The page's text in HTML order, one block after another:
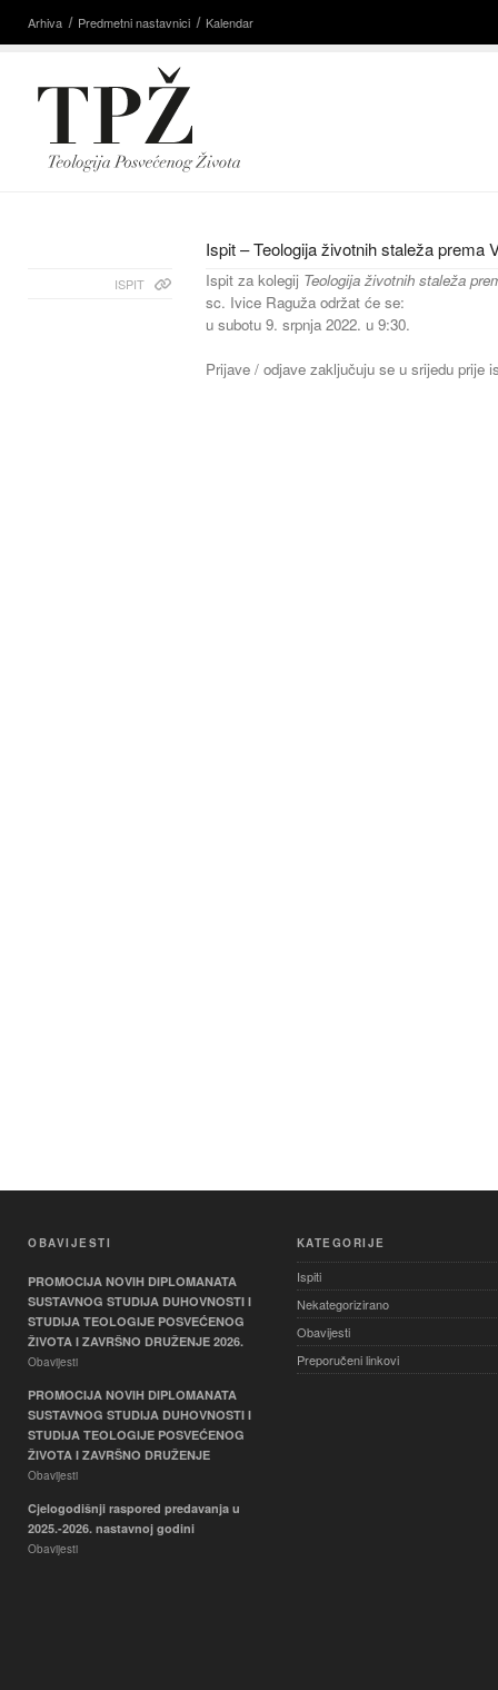
Arhiva Predmetni nastavnici Kalendar
Ispit – Teologija životnih staleža prema
ISPIT Ispit za kolegij Teologija životnih staleža
sc. Ivice Raguža održat će se:
u subotu 9. srpnja 2022. u 9:30.
Prijave / odjave zaključuju se u srijedu prije
OBAVIJESTI
PROMOCIJA NOVIH DIPLOMANATA
SUSTAVNOG STUDIJA DUHOVNOSTI I
STUDIJA TEOLOGIJE POSVEĆENOG
ŽIVOTA I ZAVRŠNO DRUŽENJE 2026.
Obavijesti
PROMOCIJA NOVIH DIPLOMANATA
SUSTAVNOG STUDIJA DUHOVNOSTI I
STUDIJA TEOLOGIJE POSVEĆENOG
ŽIVOTA I ZAVRŠNO DRUŽENJE
Obavijesti
Cjelogodišnji raspored predavanja u
2025.-2026. nastavnoj godini
Obavijesti
KATEGORIJE
Ispiti
Nekategorizirano
Obavijesti
Preporučeni linkovi